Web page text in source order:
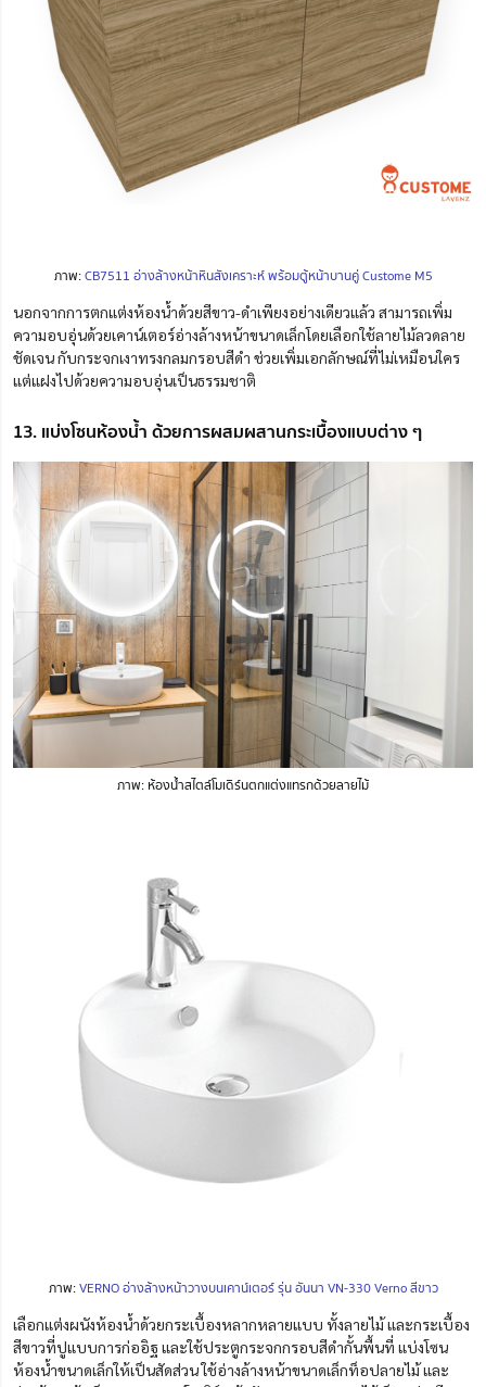
ภาพ:CB7511 อ่างล้างหน้าหินสังเคราะห์ พร้อมตู้หน้าบานคู่ Custome M5
นอกจากการตกแต่งห้องน้ำด้วยสีขาว-ดำเพียงอย่างเดียวแล้ว สามารถเพิ่ม
ความอบอุ่นด้วยเคาน์เตอร์อ่างล้างหน้าขนาดเล็กโดยเลือกใช้ลายไม้ลวดลาย
ชัดเจน กับกระจกเงาทรงกลมกรอบสีดำ ช่วยเพิ่มเอกลักษณ์ที่ไม่เหมือนใคร
แต่แฝงไปด้วยความอบอุ่นเป็นธรรมชาติ
13. แบ่งโซนห้องน้ำ ด้วยการผสมผสานกระเบื้องแบบต่าง ๆ
ภาพ: ห้องน้ำสไตล์โมเดิร์นตกแต่งแทรกด้วยลายไม้
ภาพ:VERNO อ่างล้างหน้าวางบนเคาน์เตอร์ รุ่น อันนา VN-330 Verno สีขาว
เลือกแต่งผนังห้องน้ำด้วยกระเบื้องหลากหลายแบบ ทั้งลายไม้ และกระเบื้อง
สีขาวที่ปูแบบการก่ออิฐ และใช้ประตูกระจกกรอบสีดำกั้นพื้นที่ แบ่งโซน
ห้องน้ำขนาดเล็กให้เป็นสัดส่วน ใช้อ่างล้างหน้าขนาดเล็กท็อปลายไม้ และ